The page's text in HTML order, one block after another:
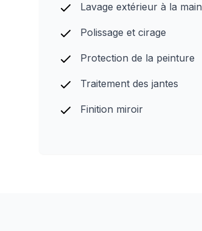
Lavage extérieur à la main
Polissage et cirage
Protection de la peinture
Traitement des jantes
Finition miroir